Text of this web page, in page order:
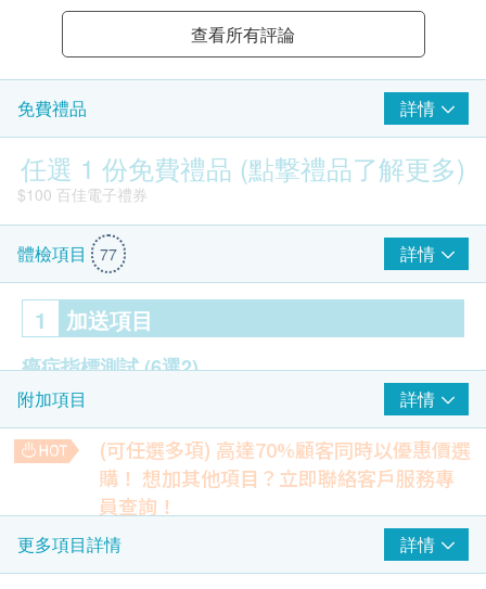
查看所有評論
免費禮品 詳情
任選 1 份免費禮品 (點撃禮品了解更多)
$100 百佳電子禮券
$300 hutchgo.com 旅遊禮券
體檢項目 77 詳情
1 加送項目
癌症指標測試(6選2)
肝 - 甲種胎兒蛋白 AFP (價值$460)
大腸 - 癌胚抗原 CEA (價值$460)
卵巢 - CA125 癌抗原 (價值$460)
前列腺特別抗原 PSA (價值$460)
乳房 - CA153 癌抗原 (價值$460)
胰臟 - CA199 癌抗原 (價值$460)
附加項目 詳情
(可任選多項) 高達70%顧客同時以優惠價選
購！ 想加其他項目？立即聯絡客戶服務專
員查詢！
柏氏子宮頸液基薄片檢查
除可檢查子宮頸癌前期病變外，亦可知是否有其他婦科隱患
(只限有性經驗女性)
更多項目詳情 詳情